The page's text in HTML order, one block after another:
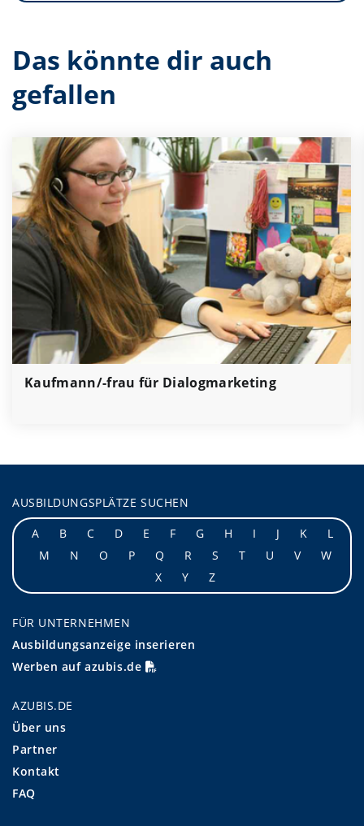
Das könnte dir auch
gefallen
Kaufmann/-frau für Dialogmarketing
AUSBILDUNGSPLÄTZE SUCHEN
A
B C D E F G H I J K
L
M
N O P Q R S T U V
W
X
Y Z
FÜR UNTERNEHMEN
Ausbildungsanzeige inserieren
Werben auf azubis.de
AZUBIS.DE
Über uns
Partner
Kontakt
FAQ